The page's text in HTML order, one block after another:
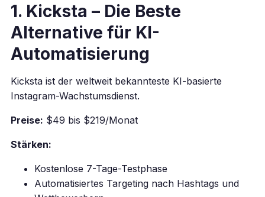
1. Kicksta – Die Beste
Alternative für KI-
Automatisierung
Kicksta ist der weltweit bekannteste KI-basierte
Instagram-Wachstumsdienst.
Preise: $49 bis $219/Monat
Stärken:
Kostenlose 7-Tage-Testphase
Automatisiertes Targeting nach Hashtags und